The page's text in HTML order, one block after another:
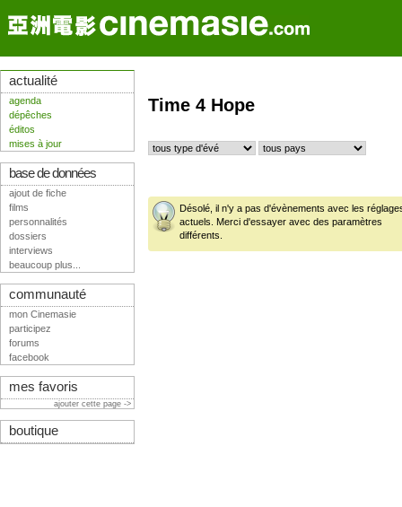
Time 4 Hope
Désolé, il n'y a pas d'évènements avec les
actuels. Merci d'essayer avec des paramètres
différents.
actualité
agenda
dépêches
éditos
mises à jour
base de données
ajout de fiche
films
personnalités
dossiers
interviews
beaucoup plus...
communauté
mon Cinemasie
participez
forums
facebook
mes favoris
ajouter cette page ->
boutique